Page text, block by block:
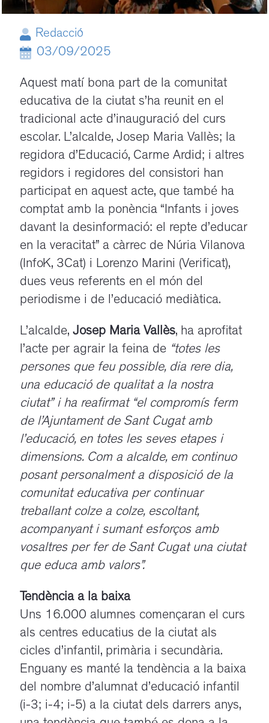
Redacció
03/09/2025
Aquest matí bona part de la comunitat
educativa de la ciutat s’ha reunit en el
tradicional acte d’inauguració del curs
escolar. L’alcalde, Josep Maria Vallès; la
regidora d’Educació, Carme Ardid; i altres
regidors i regidores del consistori han
participat en aquest acte, que també ha
comptat amb la ponència “Infants i joves
davant la desinformació: el repte d’educar
en la veracitat” a càrrec de Núria Vilanova
(InfoK, 3Cat) i Lorenzo Marini (Verificat),
dues veus referents en el món del
periodisme i de l’educació mediàtica.
L’alcalde, Josep Maria Vallès, ha aprofitat
l’acte per agrair la feina de “totes les
persones que feu possible, dia rere dia,
una educació de qualitat a la nostra
ciutat” i ha reafirmat “el compromís ferm
de l’Ajuntament de Sant Cugat amb
l’educació, en totes les seves etapes i
dimensions. Com a alcalde, em continuo
posant personalment a disposició de la
comunitat educativa per continuar
treballant colze a colze, escoltant,
acompanyant i sumant esforços amb
vosaltres per fer de Sant Cugat una ciutat
que educa amb valors”.
Tendència a la baixa
Uns 16.000 alumnes començaran el curs
als centres educatius de la ciutat als
cicles d’infantil, primària i secundària.
Enguany es manté la tendència a la baixa
del nombre d’alumnat d’educació infantil
(i-3; i-4; i-5) a la ciutat dels darrers anys,